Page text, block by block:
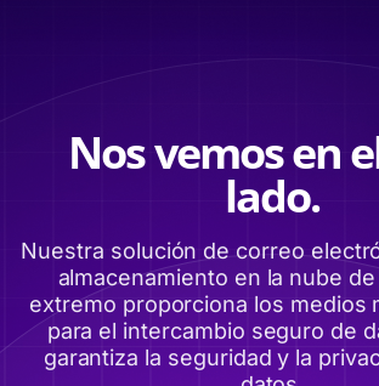
Nos vemos en
lado.
Nuestra solución de correo
almacenamiento en la nube
extremo proporciona los medios
para el intercambio seguro de
garantiza la seguridad y la